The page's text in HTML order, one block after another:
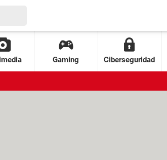
Gaming Ciberseguridad